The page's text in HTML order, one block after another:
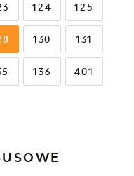
124 125
130 131
136 401